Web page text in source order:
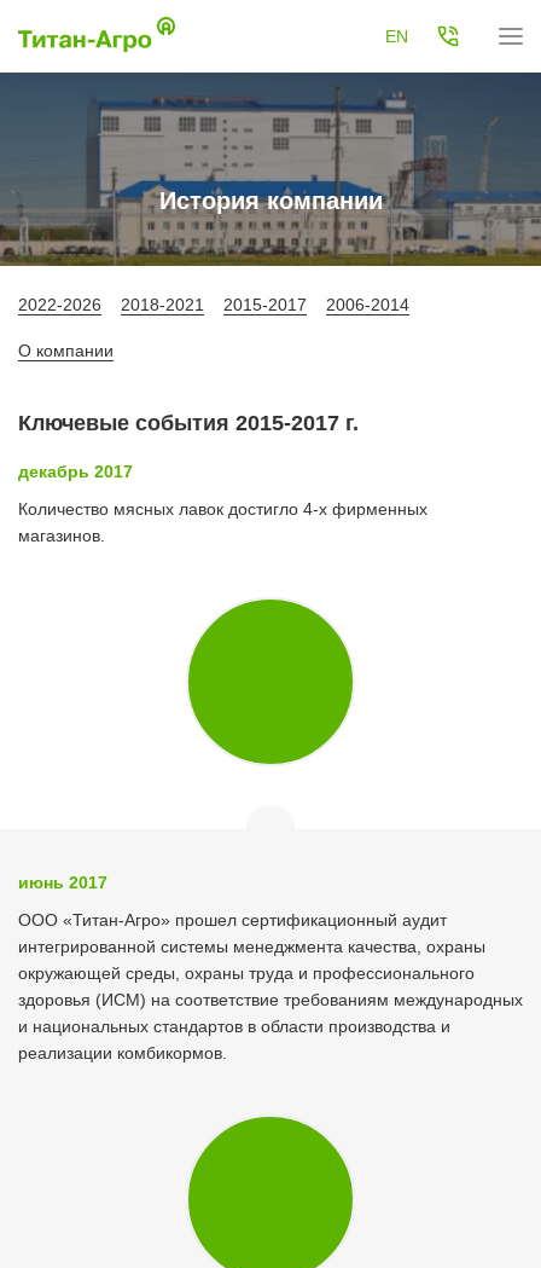
EN
История компании
2022-2026 2018-2021 2015-2017 2006-2014
О компании
Ключевые события 2015-2017 г.
декабрь 2017
Количество мясных лавок достигло 4-х фирменных
магазинов.
июнь 2017
ООО «Титан-Агро» прошел сертификационный аудит
интегрированной системы менеджмента качества, охраны
окружающей среды, охраны труда и профессионального
здоровья (ИСМ) на соответствие требованиям международных
и национальных стандартов в области производства и
реализации комбикормов.